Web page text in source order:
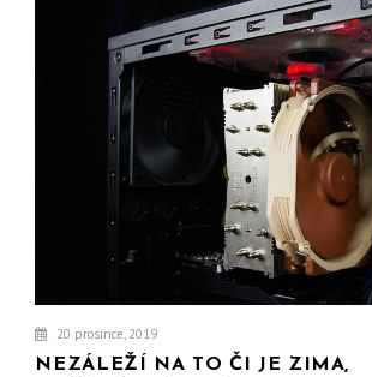
20 prosince, 2019
NEZÁLEŽÍ NA TO ČI JE ZIMA,